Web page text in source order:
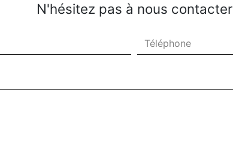
N'hésitez pas à nous contacter